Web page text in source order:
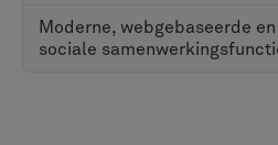
documenten, van technische
conformiteitscertificaten. Een